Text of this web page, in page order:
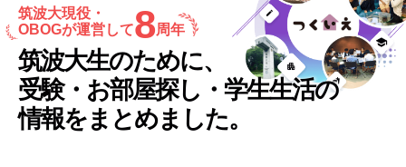
筑波大現役・
OBOGが運営して8周年
筑波大生のために、
受験・お部屋探し・学生生活の
情報をまとめました。